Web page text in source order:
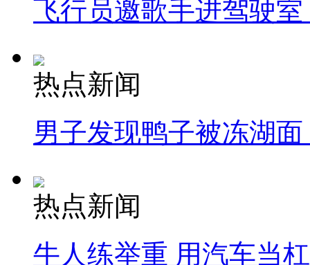
飞行员邀歌手进驾驶
热点新闻
男子发现鸭子被冻湖
热点新闻
牛人练举重 用汽车当